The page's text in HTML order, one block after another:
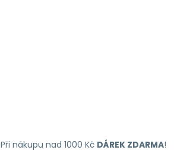
Při nákupu nad 1000 Kč DÁREK ZDARMA!